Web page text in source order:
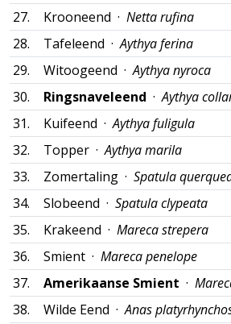
27.
Krooneend · Netta rufina
28.
Tafeleend ·Aythya ferina
29.
Witoogeend ·Aythya nyroca
30.
Ringsnaveleend ·Aythya
31.
Kuifeend ·Aythya fuligula
32.
Topper ·Aythya marila
33.
Zomertaling · Spatula
34.
Slobeend · Spatula clypeata
35.
Krakeend · Mareca strepera
36.
Smient · Mareca penelope
37.
Amerikaanse Smient ·
38.
Wilde Eend ·Anas